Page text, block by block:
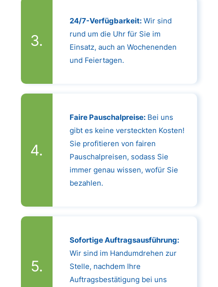
24/7-Verfügbarkeit:Wir sind
rund um die Uhr für Sie im
Einsatz, auch an Wochenenden
und Feiertagen.
Faire Pauschalpreise:Bei uns
gibt es keine versteckten Kosten!
Sie profitieren von fairen
Pauschalpreisen, sodass Sie
immer genau wissen, wofür Sie
bezahlen.
Sofortige Auftragsausführung:
Wir sind im Handumdrehen zur
Stelle, nachdem Ihre
Auftragsbestätigung bei uns